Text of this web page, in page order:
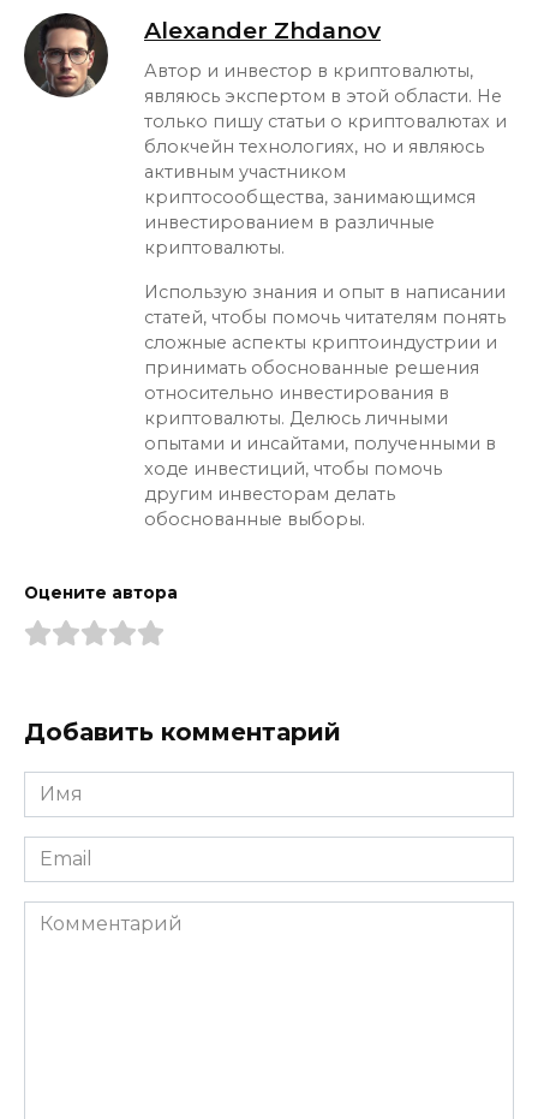
Alexander Zhdanov
Автор и инвестор в криптовалюты,
являюсь экспертом в этой области. Не
только пишу статьи о криптовалютах и
блокчейн технологиях, но и являюсь
активным участником
криптосообщества, занимающимся
инвестированием в различные
криптовалюты.
Использую знания и опыт в написании
статей, чтобы помочь читателям понять
сложные аспекты криптоиндустрии и
принимать обоснованные решения
относительно инвестирования в
криптовалюты. Делюсь личными
опытами и инсайтами, полученными в
ходе инвестиций, чтобы помочь
другим инвесторам делать
обоснованные выборы.
Оцените автора
Добавить комментарий
Имя
*
Email
*
Комментарий